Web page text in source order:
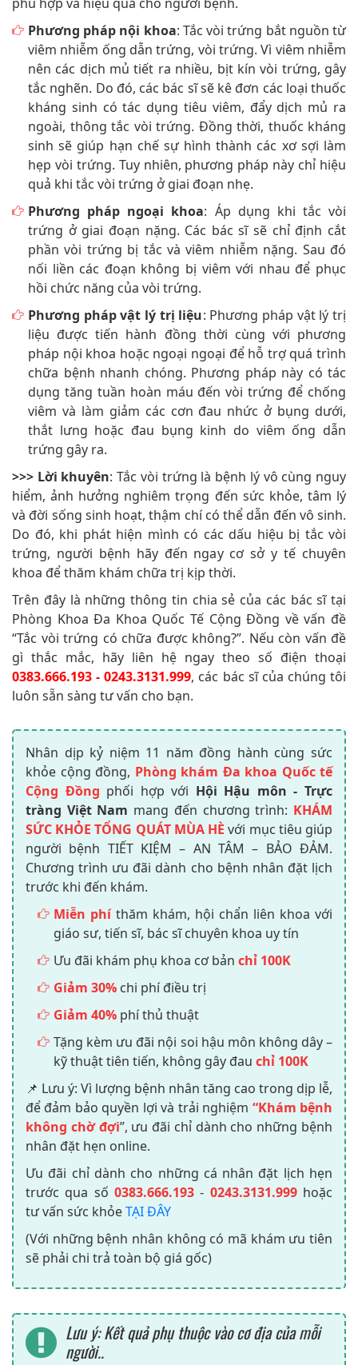
Phương pháp nội khoa: Tắc vòi trứng bắt nguồn từ
viêm nhiễm ống dẫn trứng, vòi trứng. Vì viêm nhiễm
nên các dịch mủ tiết ra nhiều, bịt kín vòi trứng, gây
tắc nghẽn. Do đó, các bác sĩ sẽ kê đơn các loại thuốc
kháng sinh có tác dụng tiêu viêm, đẩy dịch mủ ra
ngoài, thông tắc vòi trứng. Đồng thời, thuốc kháng
sinh sẽ giúp hạn chế sự hình thành các xơ sợi làm
hẹp vòi trứng. Tuy nhiên, phương pháp này chỉ hiệu
quả khi tắc vòi trứng ở giai đoạn nhẹ.
Phương pháp ngoại khoa: Áp dụng khi tắc vòi
trứng ở giai đoạn nặng. Các bác sĩ sẽ chỉ định cắt
phần vòi trứng bị tắc và viêm nhiễm nặng. Sau đó
nối liền các đoạn không bị viêm với nhau để phục
hồi chức năng của vòi trứng.
Phương pháp vật lý trị liệu: Phương pháp vật lý trị
liệu được tiến hành đồng thời cùng với phương
pháp nội khoa hoặc ngoại ngoại để hỗ trợ quá trình
chữa bệnh nhanh chóng. Phương pháp này có tác
dụng tăng tuần hoàn máu đến vòi trứng để chống
viêm và làm giảm các cơn đau nhức ở bụng dưới,
thắt lưng hoặc đau bụng kinh do viêm ống dẫn
trứng gây ra.
>>> Lời khuyên: Tắc vòi trứng là bệnh lý vô cùng nguy
hiểm, ảnh hưởng nghiêm trọng đến sức khỏe, tâm lý
và đời sống sinh hoạt, thậm chí có thể dẫn đến vô sinh.
Do đó, khi phát hiện mình có các dấu hiệu bị tắc vòi
trứng, người bệnh hãy đến ngay cơ sở y tế chuyên
khoa để thăm khám chữa trị kịp thời.
Trên đây là những thông tin chia sẻ của các bác sĩ tại
Phòng Khoa Đa Khoa Quốc Tế Cộng Đồng về vấn đề
“Tắc vòi trứng có chữa được không?”. Nếu còn vấn đề
gì thắc mắc, hãy liên hệ ngay theo số điện thoại
0383.666.193 - 0243.3131.999, các bác sĩ của chúng tôi
luôn sẵn sàng tư vấn cho bạn.
Nhân dịp kỷ niệm 11 năm đồng hành cùng sức
khỏe cộng đồng, Phòng khám Đa khoa Quốc tế
Cộng Đồng phối hợp với Hội Hậu môn - Trực
tràng Việt Nam mang đến chương trình: KHÁM
SỨC KHỎE TỔNG QUÁT MÙA HÈ với mục tiêu giúp
người bệnh TIẾT KIỆM – AN TÂM – BẢO ĐẢM.
Chương trình ưu đãi dành cho bệnh nhân đặt lịch
trước khi đến khám.
Miễn phíthăm khám, hội chẩn liên khoa với
giáo sư, tiến sĩ, bác sĩ chuyên khoa uy tín
Ưu đãi khám phụ khoa cơ bản chỉ 100K
Giảm 30% chi phí điều trị
Giảm 40% phí thủ thuật
Tặng kèm ưu đãi nội soi hậu môn không dây –
kỹ thuật tiên tiến, không gây đau chỉ 100K
📌 Lưu ý: Vì lượng bệnh nhân tăng cao trong dịp lễ,
để đảm bảo quyền lợi và trải nghiệm “Khám bệnh
không chờ đợi”, ưu đãi chỉ dành cho những bệnh
nhân đặt hẹn online.
Ưu đãi chỉ dành cho những cá nhân đặt lịch hẹn
trước qua số 0383.666.193 - 0243.3131.999hoặc
tư vấn sức khỏeTẠI ĐÂY
(Với những bệnh nhân không có mã khám ưu tiên
sẽ phải chi trả toàn bộ giá gốc)
Lưu ý: Kết quả phụ thuộc vào cơ địa của mỗi
người..